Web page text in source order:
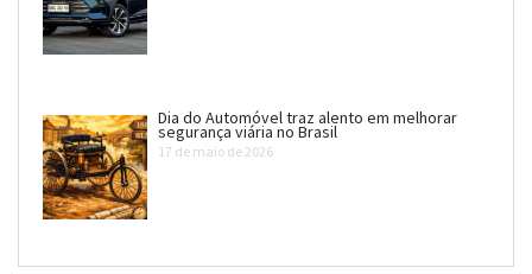
Dia do Automóvel traz alento em melhorar
segurança viária no Brasil
17 de maio de 2026